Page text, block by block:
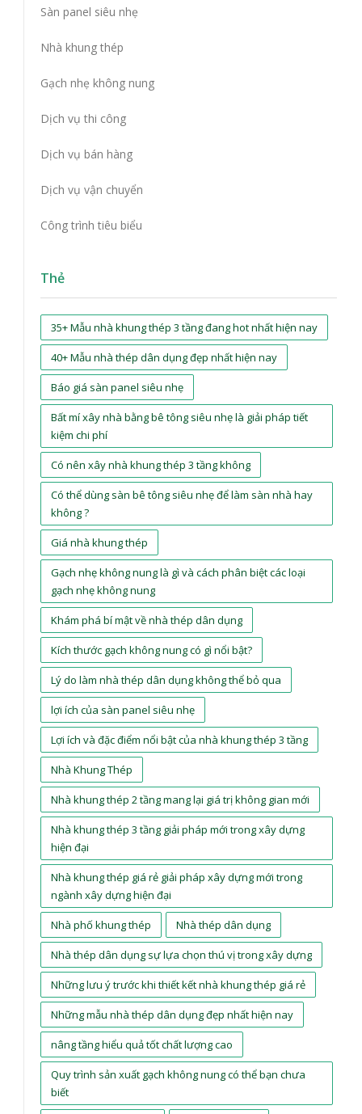
Sàn panel siêu nhẹ
Nhà khung thép
Gạch nhẹ không nung
Dịch vụ thi công
Dịch vụ bán hàng
Dịch vụ vận chuyển
Công trình tiêu biểu
Thẻ
35+ Mẫu nhà khung thép 3 tầng đang hot nhất hiện nay
40+ Mẫu nhà thép dân dụng đẹp nhất hiện nay
Báo giá sàn panel siêu nhẹ
Bất mí xây nhà bằng bê tông siêu nhẹ là giải pháp tiết
kiệm chi phí
Có nên xây nhà khung thép 3 tầng không
Có thể dùng sàn bê tông siêu nhẹ để làm sàn nhà hay
không ?
Giá nhà khung thép
Gạch nhẹ không nung là gì và cách phân biệt các loại
gạch nhẹ không nung
Khám phá bí mật về nhà thép dân dụng
Kích thước gạch không nung có gì nổi bật?
Lý do làm nhà thép dân dụng không thể bỏ qua
lợi ích của sàn panel siêu nhẹ
Lợi ích và đặc điểm nổi bật của nhà khung thép 3 tầng
Nhà Khung Thép
Nhà khung thép 2 tầng mang lại giá trị không gian mới
Nhà khung thép 3 tầng giải pháp mới trong xây dựng
hiện đại
Nhà khung thép giá rẻ giải pháp xây dựng mới trong
ngành xây dựng hiện đại
Nhà phố khung thép Nhà thép dân dụng
Nhà thép dân dụng sự lựa chọn thú vị trong xây dựng
Những lưu ý trước khi thiết kết nhà khung thép giá rẻ
Những mẫu nhà thép dân dụng đẹp nhất hiện nay
nâng tầng hiểu quả tốt chất lượng cao
Quy trình sản xuất gạch không nung có thể bạn chưa
biết